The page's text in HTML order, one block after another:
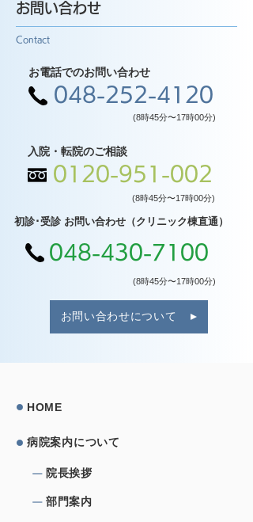
お問い合わせ
Contact
お電話でのお問い合わせ
048-252-4120
(8時45分〜17時00分)
入院・転院のご相談
0120-951-002
(8時45分〜17時00分)
初診･受診 お問い合わせ（クリニック棟直通）
048-430-7100
(8時45分〜17時00分)
お問い合わせについて
HOME
病院案内について
院⻑挨拶
部⾨案内